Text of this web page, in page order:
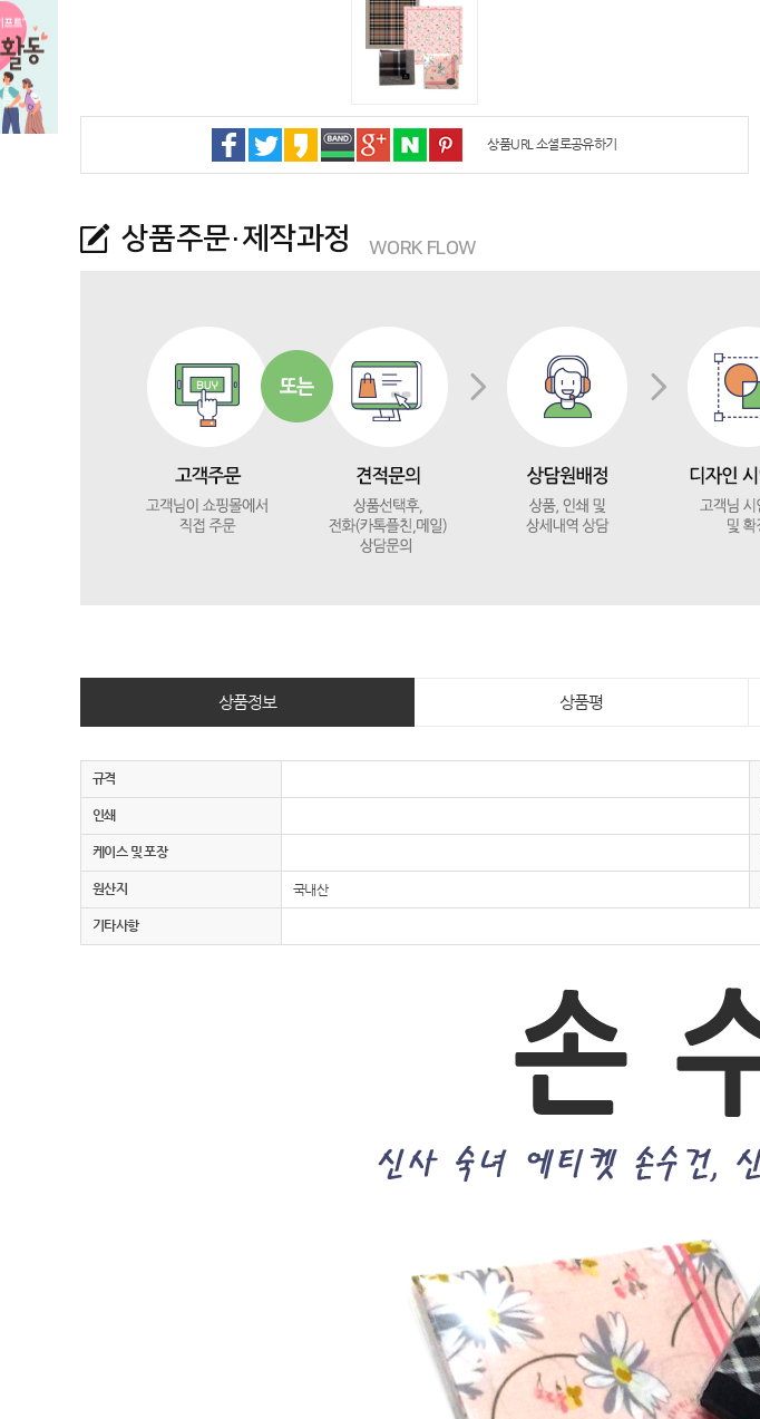
상품URL 소셜로공유하기
상품주문·제작과정 WORK FLOW
상품정보 상품평
규격
인쇄
케이스 및 포장
원산지 국내산
기타사항